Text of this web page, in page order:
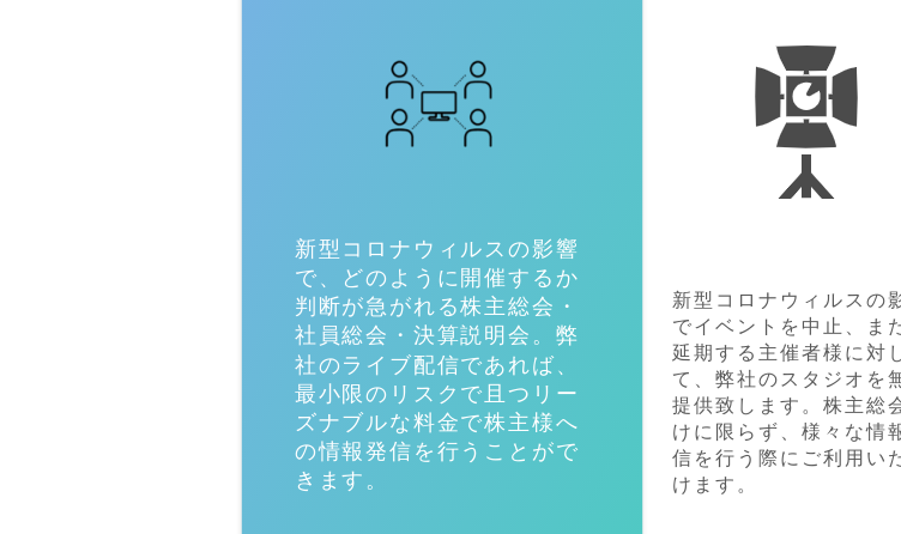
新型コロナウィルスの影響
で、どのように開催するか
判断が急がれる株主総会・
社員総会・決算説明会。弊
社のライブ配信であれば、
最小限のリスクで且つリー
ズナブルな料金で株主様へ
の情報発信を行うことがで
きます。
新型コロナウィルスの
でイベントを中止、ま
延期する主催者様に対
て、弊社のスタジオを
提供致します。株主総
けに限らず、様々な情
信を行う際にご利用い
けます。